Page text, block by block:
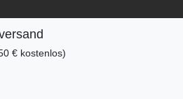
€ kostenlos)